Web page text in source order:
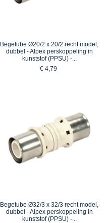
Begetube Ø20/2 x 20/2 recht model,
dubbel - Alpex perskoppeling in
kunststof (PPSU) -...
€ 4,79
Begetube Ø32/3 x 32/3 recht model,
dubbel - Alpex perskoppeling in
kunststof (PPSU) -...